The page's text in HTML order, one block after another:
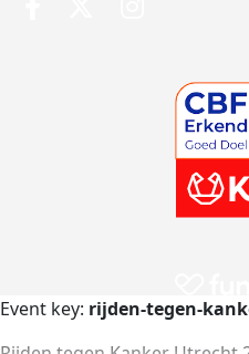
Event key: rijden-tegen-